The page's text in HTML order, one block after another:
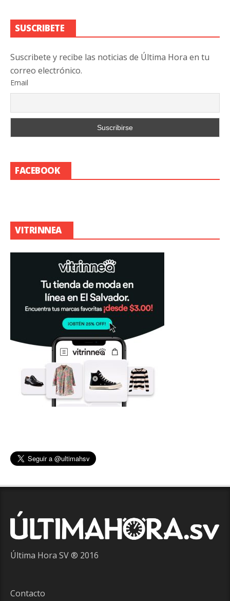
SUSCRIBETE
Suscribete y recibe las noticias de Última Hora en tu
correo electrónico.
Email
FACEBOOK
VITRINNEA
Última Hora SV ® 2016
Contacto